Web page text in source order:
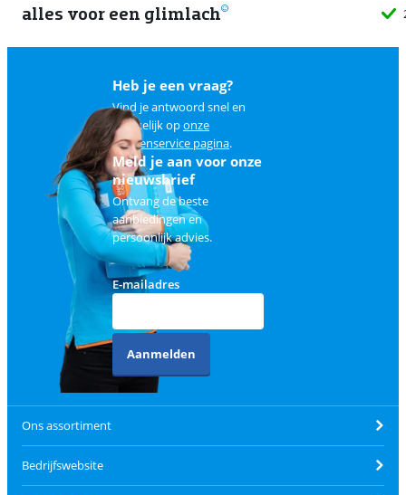
alles voor een glimlach
Heb je een vraag?
Vind je antwoord snel en
makkelijk oponze
klantenservice pagina.
Meld je aan voor onze
nieuwsbrief
Ontvang de beste
aanbiedingen en
persoonlijk advies.
E-mailadres
Aanmelden
Ons assortiment
Bedrijfswebsite